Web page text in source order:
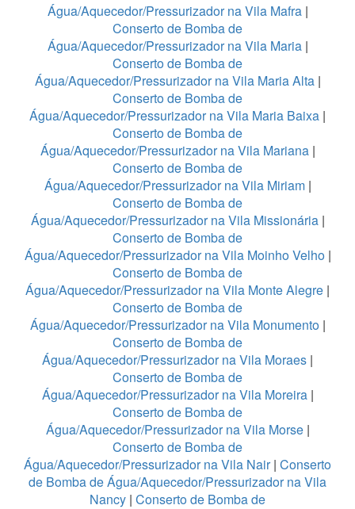
Água/Aquecedor/Pressurizador na Vila Mafra |
Conserto de Bomba de
Água/Aquecedor/Pressurizador na Vila Maria|
Conserto de Bomba de
Água/Aquecedor/Pressurizador na Vila Maria Alta|
Conserto de Bomba de
Água/Aquecedor/Pressurizador na Vila Maria Baixa |
Conserto de Bomba de
Água/Aquecedor/Pressurizador na Vila Mariana|
Conserto de Bomba de
Água/Aquecedor/Pressurizador na Vila Miriam|
Conserto de Bomba de
Água/Aquecedor/Pressurizador na Vila Missionária|
Conserto de Bomba de
Água/Aquecedor/Pressurizador na Vila Moinho Velho|
Conserto de Bomba de
Água/Aquecedor/Pressurizador na Vila Monte Alegre |
Conserto de Bomba de
Água/Aquecedor/Pressurizador na Vila Monumento|
Conserto de Bomba de
Água/Aquecedor/Pressurizador na Vila Moraes |
Conserto de Bomba de
Água/Aquecedor/Pressurizador na Vila Moreira|
Conserto de Bomba de
Água/Aquecedor/Pressurizador na Vila Morse|
Conserto de Bomba de
Água/Aquecedor/Pressurizador na Vila Nair| Conserto
de Bomba de Água/Aquecedor/Pressurizador na Vila
Nancy | Conserto de Bomba de